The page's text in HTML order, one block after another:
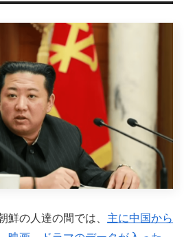
鮮の人達の間では、 主に中国から